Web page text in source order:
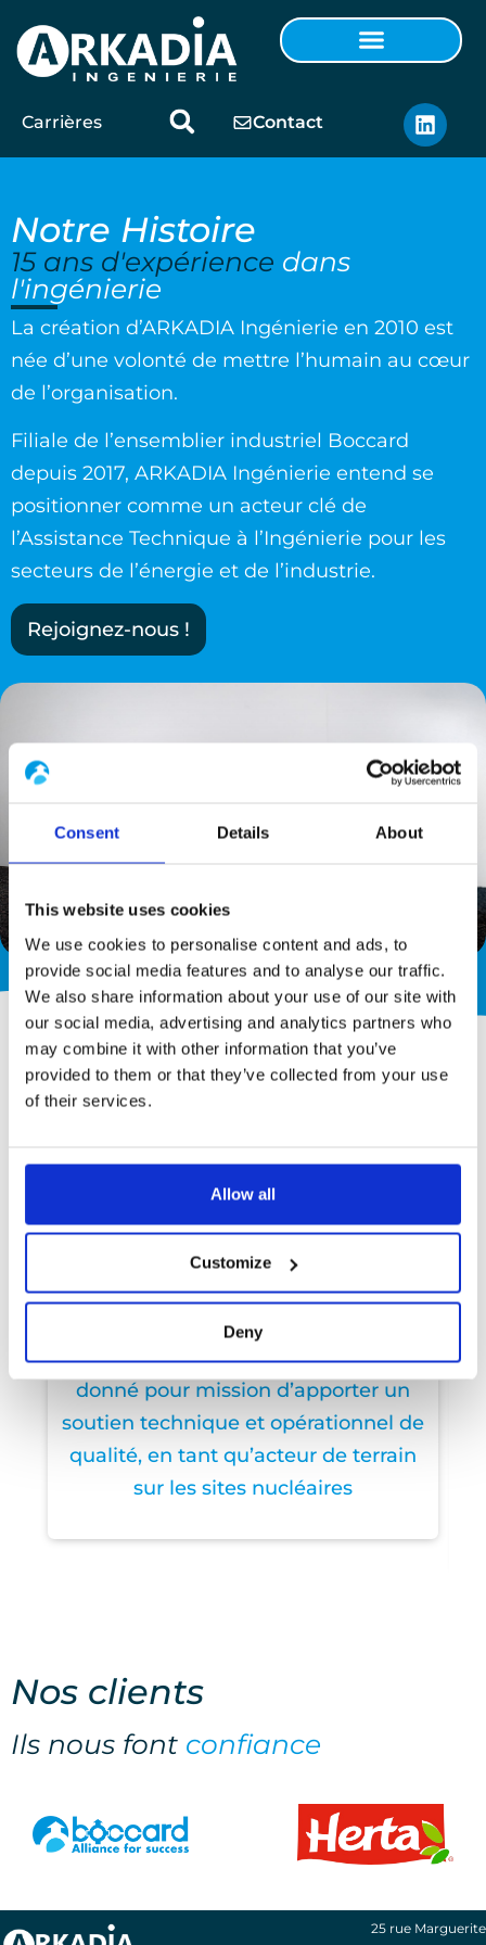
Consent Details About
This website uses cookies
We use cookies to personalise content and ads, to
provide social media features and to analyse our traffic.
We also share information about your use of our site with
our social media, advertising and analytics partners who
may combine it with other information that you’ve
provided to them or that they’ve collected from your use
of their services.
Allow all
Customize
Deny
Carrières Contact
Notre Histoire
15 ans d'expérience dans
l'ingénierie
La création d’ARKADIA Ingénierie en 2010 est
née d’une volonté de mettre l’humain au cœur
de l’organisation.
Filiale de l’ensemblier industriel Boccard
depuis 2017, ARKADIA Ingénierie entend se
positionner comme un acteur clé de
l’Assistance Technique à l’Ingénierie pour les
secteurs de l’énergie et de l’industrie.
Rejoignez-nous !
Création ARKADIA
Ingénierie
Une équipe de passionnés s’est
donné pour mission d’apporter un
soutien technique et opérationnel de
qualité, en tant qu’acteur de terrain
sur les sites nucléaires
Nos clients
Ils nous font confiance
25 rue Marguerite